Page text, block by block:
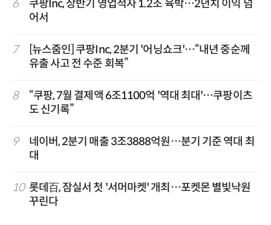
6
쿠팡Inc, 상반기 영업적자 1.2조 육박…2년치 이익 넘
어서
7
[뉴스줌인] 쿠팡Inc, 2분기 '어닝쇼크'…“내년 중순께
유출 사고 전 수준 회복”
8
“쿠팡, 7월 결제액 6조1100억 '역대 최대'…쿠팡이츠
도 신기록”
9
네이버, 2분기 매출 3조3888억원…분기 기준 역대 최
대
10 롯데百, 잠실서 첫 '서머마켓' 개최…포켓몬 별빛낙원
꾸린다